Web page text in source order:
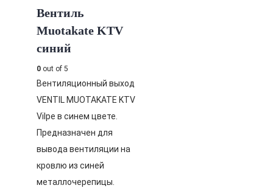
Вентиль
Muotakate KTV
синий
0 out of 5
Вентиляционный выход
VENTIL MUOTAKATE KTV
Vilpe в синем цвете.
Предназначен для
вывода вентиляции на
кровлю из синей
металлочерепицы.